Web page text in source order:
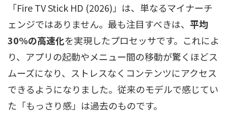
「Fire TV Stick HD (2026)」は、単なるマイナーチ
ェンジではありません。最も注目すべきは、 平均
30%の高速化を実現したプロセッサです。これによ
り、アプリの起動やメニュー間の移動が驚くほどス
ムーズになり、ストレスなくコンテンツにアクセス
できるようになりました。従来のモデルで感じてい
た「もっさり感」は過去のものです。